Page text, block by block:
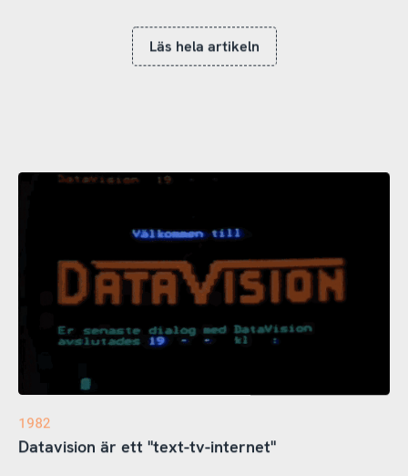
Läs hela artikeln
1982
Datavision är ett "text-tv-internet"